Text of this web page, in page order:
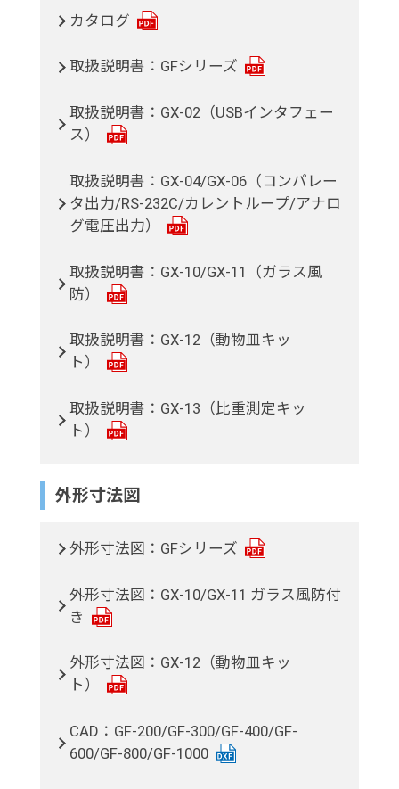
カタログ
取扱説明書：GFシリーズ
取扱説明書：GX-02（USBインタフェー
ス）
取扱説明書：GX-04/GX-06（コンパレー
タ出力/RS-232C/カレントループ/アナロ
グ電圧出力）
取扱説明書：GX-10/GX-11（ガラス風
防）
取扱説明書：GX-12（動物皿キッ
ト）
取扱説明書：GX-13（比重測定キッ
ト）
外形寸法図
外形寸法図：GFシリーズ
外形寸法図：GX-10/GX-11 ガラス風防付
き
外形寸法図：GX-12（動物皿キッ
ト）
CAD：GF-200/GF-300/GF-400/GF-
600/GF-800/GF-1000